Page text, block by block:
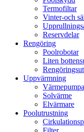
Termofiltar
Vinter-och
Reservdelar
Rengöring
Poolrobotar
Liten
Uppvärmning
Solvärme
Elvärmare
Poolutrustning
Filter